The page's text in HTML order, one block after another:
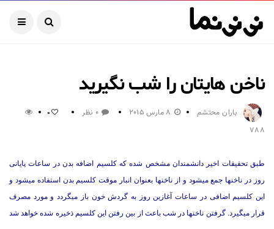
ناخن هایتان را شب نگیرید
باران محتشم 8 مارس 2015 0 نظر 0
788
طبق تحقیقات اخیر دانشمندان مشخص شده که کلسیم اضافه بدن در ساعات پایانی
روز در ناخنها جمع میشود و از ناخنها بعنوان انبار موقت کلسیم بدن استفاده میشود و
این کلسیم اضافی در ساعات آغازین روز به گردش خون باز میگردد و مورد مصرف
قرار میگیرد. گرفتن ناخنها در شب باعث از بین رفتن این کلسیم ذخیره شده خواهد شد